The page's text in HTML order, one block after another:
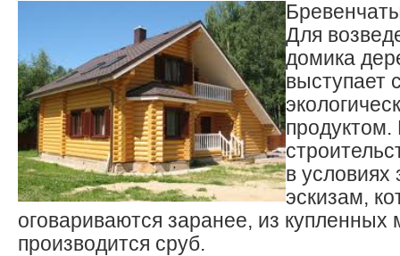
Для
домика
выступает
продуктом.
в
эскизам,
оговариваются заранее, из купленных
производится сруб.